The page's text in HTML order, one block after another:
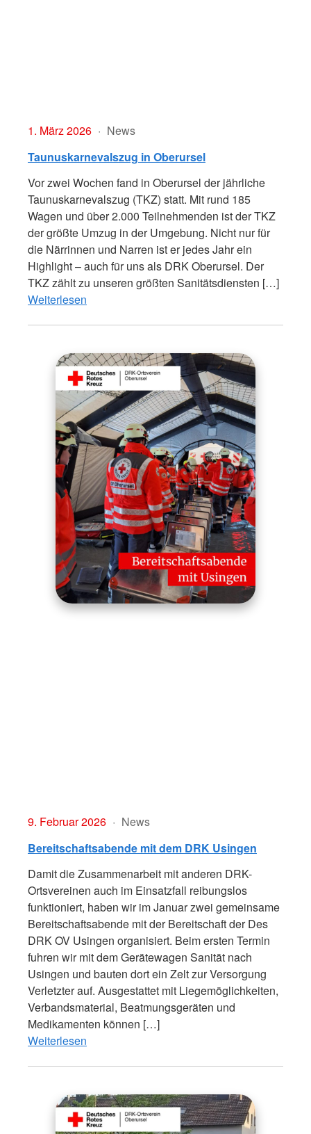
1. März 2026
News
Taunuskarnevalszug in Oberursel
Vor zwei Wochen fand in Oberursel der jährliche
Taunuskarnevalszug (TKZ) statt. Mit rund 185
Wagen und über 2.000 Teilnehmenden ist der TKZ
der größte Umzug in der Umgebung. Nicht nur für
die Närrinnen und Narren ist er jedes Jahr ein
Highlight – auch für uns als DRK Oberursel. Der
TKZ zählt zu unseren größten Sanitätsdiensten […]
Weiterlesen
9. Februar 2026
News
Bereitschaftsabende mit dem DRK Usingen
Damit die Zusammenarbeit mit anderen DRK-
Ortsvereinen auch im Einsatzfall reibungslos
funktioniert, haben wir im Januar zwei gemeinsame
Bereitschaftsabende mit der Bereitschaft der Des
DRK OV Usingen organisiert. Beim ersten Termin
fuhren wir mit dem Gerätewagen Sanität nach
Usingen und bauten dort ein Zelt zur Versorgung
Verletzter auf. Ausgestattet mit Liegemöglichkeiten,
Verbandsmaterial, Beatmungsgeräten und
Medikamenten können […]
Weiterlesen